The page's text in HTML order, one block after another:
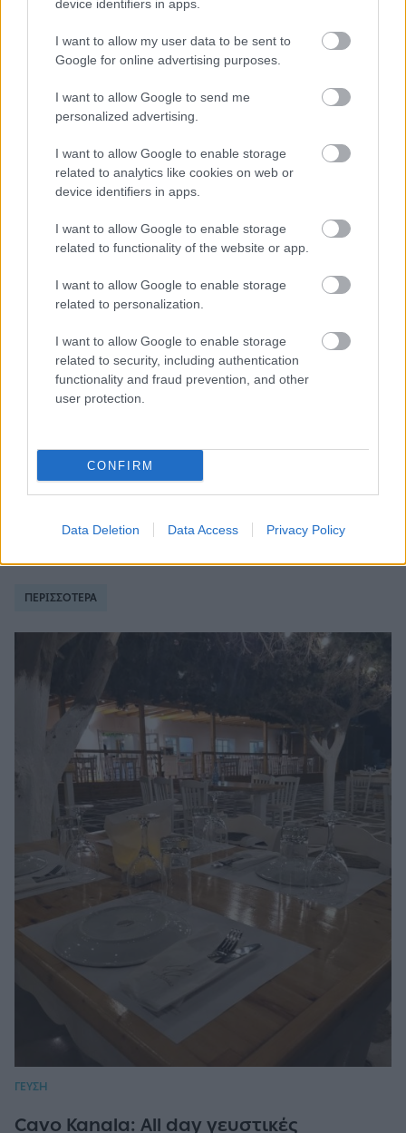
device identifiers in apps.
I want to allow my user data to be sent to
Google for online advertising purposes.
I want to allow Google to send me
personalized advertising.
I want to allow Google to enable storage
related to analytics like cookies on web or
device identifiers in apps.
I want to allow Google to enable storage
related to functionality of the website or app.
I want to allow Google to enable storage
related to personalization.
I want to allow Google to enable storage
related to security, including authentication
functionality and fraud prevention, and other
user protection.
CONFIRM
Data Deletion Data Access Privacy Policy
Kastella Sunset Villas: Η απόλυτη ηρεμία
ΠΕΡΙΣΣΟΤΕΡΑ
ΓΕΥΣΗ
Cavo Kanala: All day γευστικές